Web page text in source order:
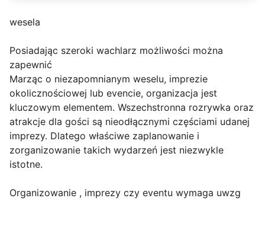
wesela
Posiadając szeroki wachlarz możliwości można
zapewnić
Marząc o niezapomnianym weselu, imprezie
okolicznościowej lub evencie, organizacja jest
kluczowym elementem. Wszechstronna rozrywka oraz
atrakcje dla gości są nieodłącznymi częściami udanej
imprezy. Dlatego właściwe zaplanowanie i
zorganizowanie takich wydarzeń jest niezwykle
istotne.
Organizowanie , imprezy czy eventu wymaga uwzg